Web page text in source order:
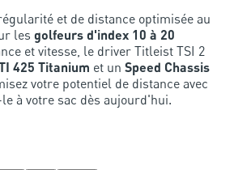
et de distance optimisée au
les golfeurs d'index 10 à 20
et vitesse, le driver Titleist TSI 2
425 Titanium et un Speed Chassis
votre potentiel de distance avec
à votre sac dès aujourd'hui.